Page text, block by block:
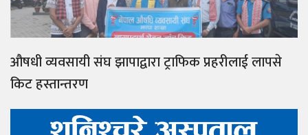
औषधी व्यवसायी संघ झापाद्वारा ट्राफिक प्रहरीलाई लापसे
किट हस्तान्तरण